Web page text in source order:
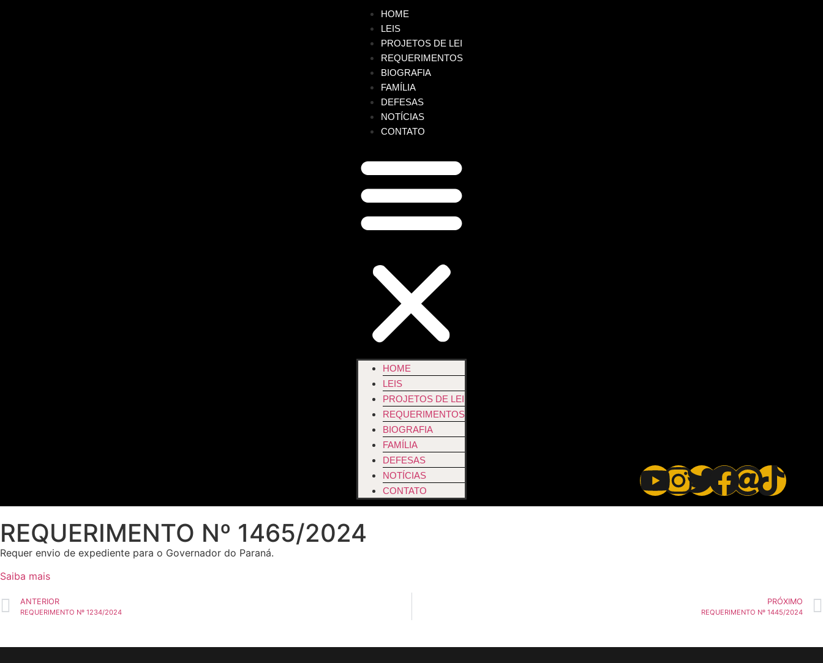
HOME
LEIS
PROJETOS DE LEI
REQUERIMENTOS
BIOGRAFIA
FAMÍLIA
DEFESAS
NOTÍCIAS
CONTATO
HOME
LEIS
PROJETOS DE LEI
REQUERIMENTOS
BIOGRAFIA
FAMÍLIA
DEFESAS
NOTÍCIAS
CONTATO
REQUERIMENTO Nº 1465/2024
Requer envio de expediente para o Governador do Paraná.
Saiba mais
ANTERIOR
REQUERIMENTO Nº 1234/2024
PRÓXIMO
REQUERIMENTO Nº 1445/2024